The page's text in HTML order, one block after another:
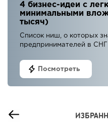
4 бизнес-идеи с
минимальными
тысяч)
Список ниш, о которых
предпринимателей в СНГ
Посмотреть